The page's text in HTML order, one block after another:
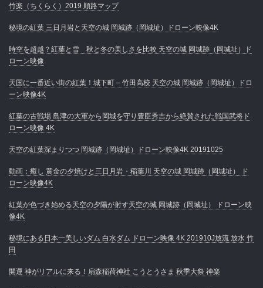
竹楽（ちくらく）2019 順路マップ
秘境の紅葉 三日月岩と天空の城 岡城跡（岡城址）ドローン映像4K
時空を超越？紅葉と雪 秋と冬の美しさを比較 天空の城 岡城跡（岡城址）ド
ローン映像
天国に一番近い街の紅葉！城下町 – 竹田高校 天空の城 岡城跡（岡城址）ドロ
ーン映像4K
紅葉の古戦場 島津の大軍から岡城を守り豊臣秀吉から絶賛された戦国武将ド
ローン映像 4K
天空の紅葉深まりつつ 岡城跡（岡城址）ドローン映像4K 20191025
動画：癒し 黄金の夕焼けと三日月岩・稲葉川 天空の城 岡城跡（岡城址） ド
ローン映像4K
紅葉が色づき始める天空の夕陽が射す天空の城 岡城跡（岡城址） ドローン映
像4K
秘境にある日本一美しいダム 白水ダム ドローン映像 4K 201910J放流 放水 竹
田
開運 神がリアルに来る！扇森稲荷神社 こうとうさま 秋季大祭 神楽